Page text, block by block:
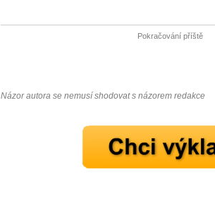
Pokračování příště
Názor autora se nemusí shodovat s názorem redakce